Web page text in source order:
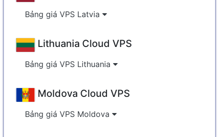
Bảng giá VPS Latvia
Lithuania Cloud VPS
Bảng giá VPS Lithuania
Moldova Cloud VPS
Bảng giá VPS Moldova